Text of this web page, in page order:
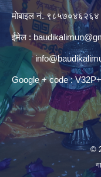
मोबाइल नं. ९८५७०४६२६४
ईमेल :
Google + code :
©